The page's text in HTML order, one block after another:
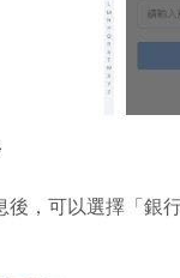
後，可以選擇「銀